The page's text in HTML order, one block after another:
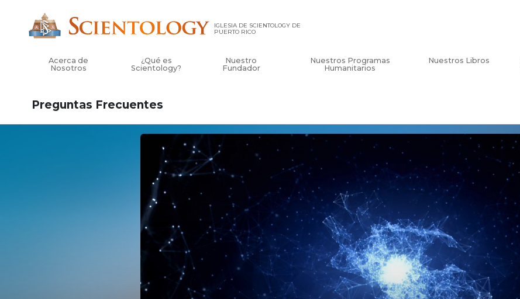
IGLESIA DE SCIENTOLOGY DE
PUERTO RICO
Acerca de
Nosotros
¿Qué es
Scientology?
Nuestro
Fundador
Nuestros Programas
Humanitarios
Nuestros Libros
Preguntas Frecuentes